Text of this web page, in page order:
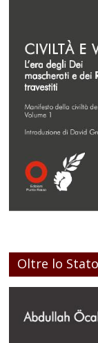
Oltre lo